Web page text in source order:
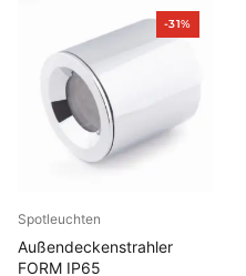
-31%Produkt
im
Spotleuchten
Außendeckenstrahler
FORM IP65